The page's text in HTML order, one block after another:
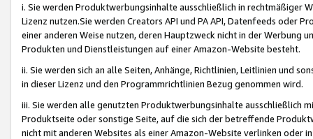
i. Sie werden Produktwerbungsinhalte ausschließlich in rechtmäßiger
Lizenz nutzen.Sie werden Creators API und PA API, Datenfeeds oder
einer anderen Weise nutzen, deren Hauptzweck nicht in der Werbung
Produkten und Dienstleistungen auf einer Amazon-Website besteht.
ii. Sie werden sich an alle Seiten, Anhänge, Richtlinien, Leitlinien und
in dieser Lizenz und den Programmrichtlinien Bezug genommen wird.
iii. Sie werden alle genutzten Produktwerbungsinhalte ausschließlich
Produktseite oder sonstige Seite, auf die sich der betreffende
nicht mit anderen Websites als einer Amazon-Website verlinken oder